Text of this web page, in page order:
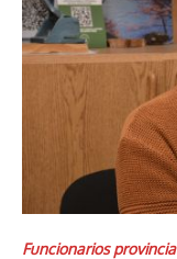
Funcionarios